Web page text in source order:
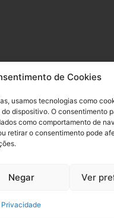
de Cookies
usamos tecnologias como
dispositivo. O consentimento
como comportamento de
retirar o consentimento pode
Negar Ver
Privacidade